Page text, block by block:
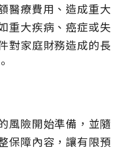
醫療費用、造成重大
重大疾病、癌症或失
對家庭財務造成的長
風險開始準備，並隨
保障內容，讓有限預